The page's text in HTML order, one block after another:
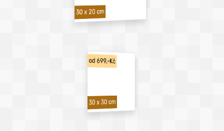
30 x 20 cm
od 699,-Kč
30 x 30 cm